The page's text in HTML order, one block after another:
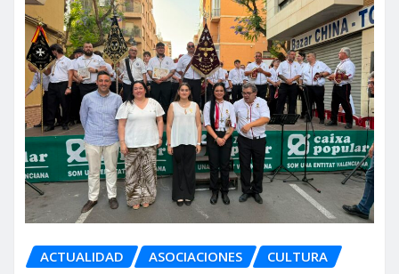
ACTUALIDAD ASOCIACIONES CULTURA